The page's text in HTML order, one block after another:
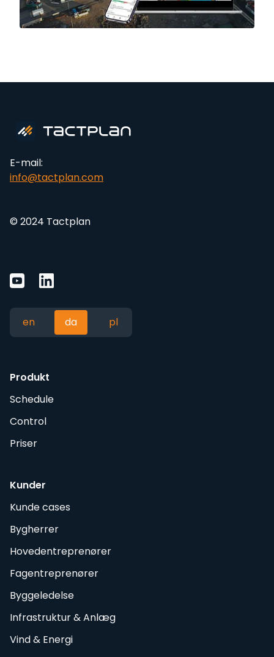
E-mail:
info@tactplan.com
© 2024 Tactplan
en da pl
Produkt
Schedule
Control
Priser
Kunder
Kunde cases
Bygherrer
Hovedentreprenører
Fagentreprenører
Byggeledelse
Infrastruktur & Anlæg
Vind & Energi